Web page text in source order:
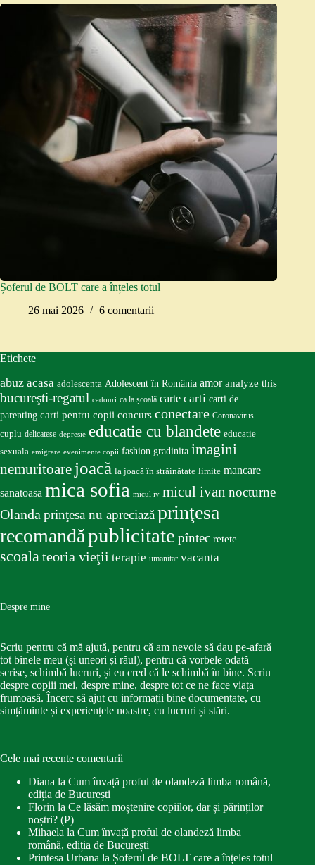
Șoferul de BOLT care a înțeles totul
26 mai 2026
6 comentarii
Etichete
abuz acasa adolescenta Adolescent în România amor analyze this
bucureşti-regatul cadouri ca la școală carte carti carti de
parenting carti pentru copii concurs conectare Coronavirus
cuplu delicatese depresie educatie cu blandete educatie
sexuala emigrare evenimente copii fashion gradinita imagini
nemuritoare joacă la joacă în străinătate limite mancare
sanatoasa mica sofia micul iv micul ivan nocturne
Olanda prinţesa nu apreciază prinţesa
recomandăpublicitate pîntec retete
scoala teoria vieţii terapie umanitar vacanta
Despre mine
Scriu pentru că mă ajută, pentru că am nevoie să dau pe-afară
tot binele meu (și uneori și răul), pentru că vorbele odată
scrise, schimbă lucruri, și eu cred că le schimbă în bine. Scriu
despre copiii mei, despre mine, despre tot ce ne face viața
frumoasă. Încerc să ajut cu informații bine documentate, cu
simțăminte și experiențele noastre, cu lucruri și stări.
Cele mai recente comentarii
Diana la Cum învață proful de olandeză limba română,
ediția de București
Florin la Ce lăsăm moștenire copiilor, dar și părinților
noștri? (P)
Mihaela la Cum învață proful de olandeză limba
română, ediția de București
Printesa Urbana la Șoferul de BOLT care a înțeles totul